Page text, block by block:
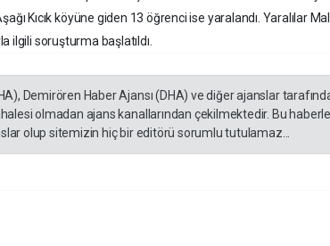
Kıcık köyüne giden 13 öğrenci ise yaralandı. Yaralılar
ilgili soruşturma başlatıldı.
Demirören Haber Ajansı (DHA) ve diğer ajanslar
olmadan ajans kanallarından çekilmektedir. Bu
olup sitemizin hiç bir editörü sorumlu tutulamaz...